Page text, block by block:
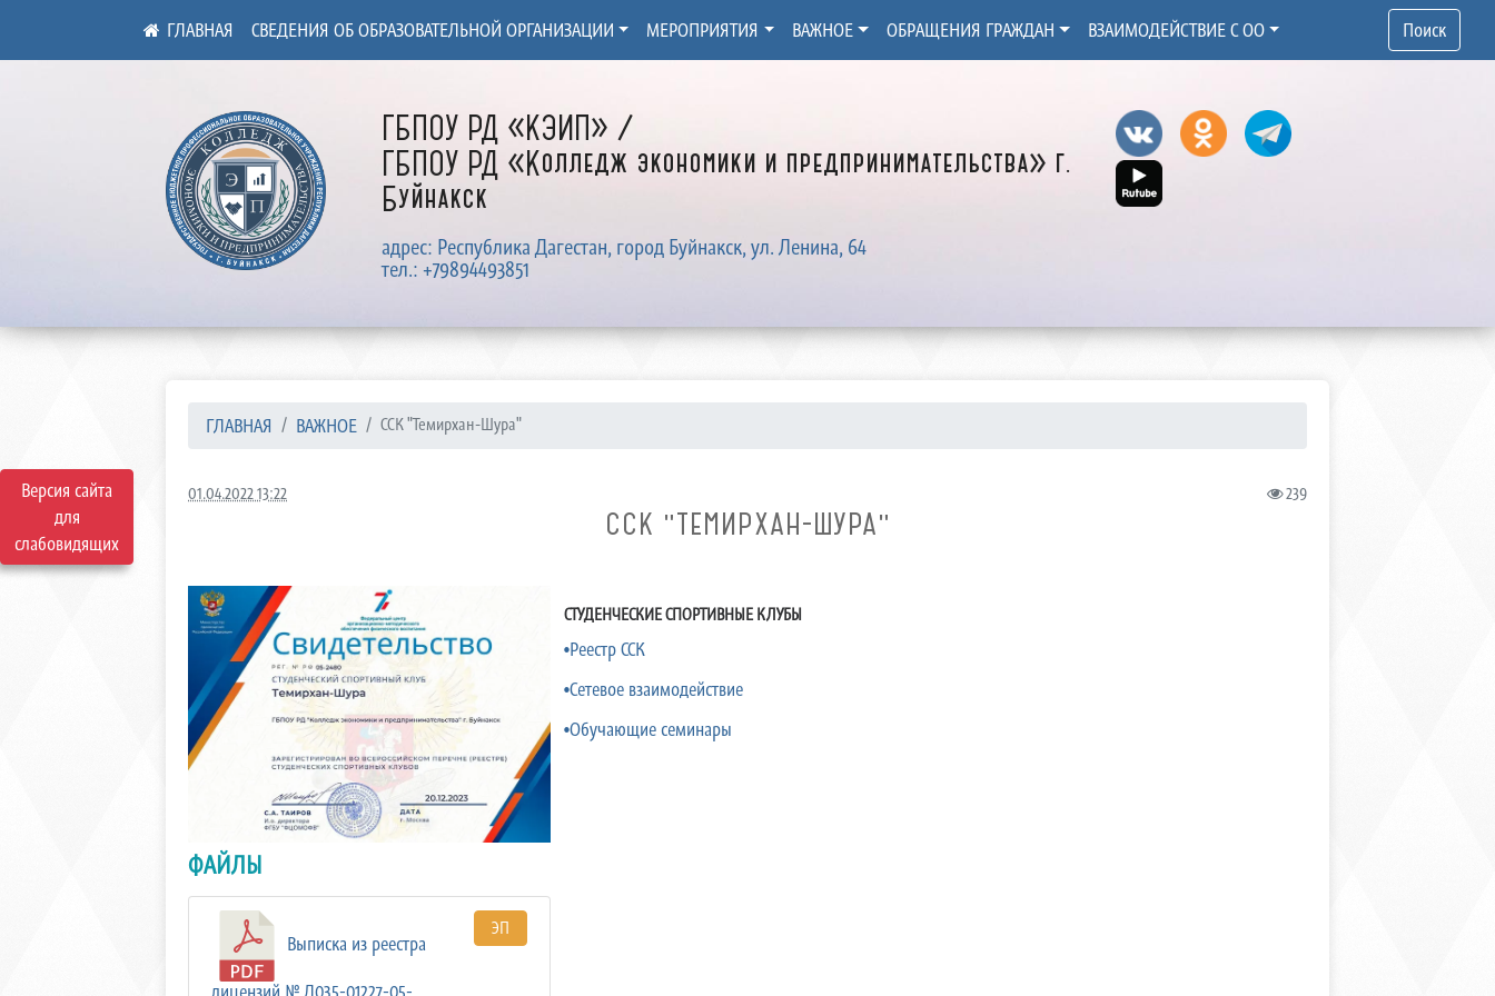
Версия сайта
для
слабовидящих
ГБПОУ РД «КЭИП» /
ГБПОУ РД «Колледж экономики и предпринимательства» г.
Буйнакск
адрес: Республика Дагестан, город Буйнакск, ул. Ленина, 64
тел.: +79894493851
СВЕДЕНИЯ ОБ ОБРАЗОВАТЕЛЬНОЙ ОРГАНИЗАЦИИ МЕРОПРИЯТИЯ ВАЖНОЕ ОБРАЩЕНИЯ ГРАЖДАН ВЗАИМОДЕЙСТВИЕ С ОО Поиск
ГЛАВНАЯ ВАЖНОЕ ССК "Темирхан-Шура"
01.04.2022 13:22 239
ССК "ТЕМИРХАН-ШУРА"
ФАЙЛЫ
Выписка из реестра
лицензий № Л035-01227-05-
ЭП
СТУДЕНЧЕСКИЕ СПОРТИВНЫЕ КЛУБЫ
•Реестр ССК
•Сетевое взаимодействие
•Обучающие семинары